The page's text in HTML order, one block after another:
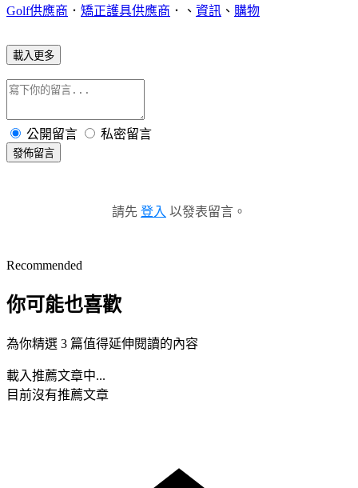
Golf供應商 ． 矯正護具供應商 ．、 資訊 、 購物
載入更多
公開留言 私密留言
發佈留言
請先 登入 以發表留言。
Recommended
你可能也喜歡
為你精選 3 篇值得延伸閱讀的內容
載入推薦文章中...
目前沒有推薦文章